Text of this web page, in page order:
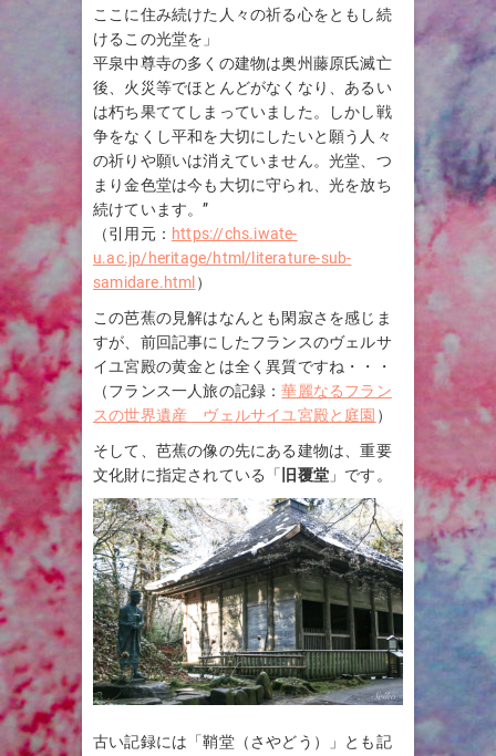
ここに住み続けた人々の祈る心をともし続
けるこの光堂を」
平泉中尊寺の多くの建物は奥州藤原氏滅亡
後、火災等でほとんどがなくなり、あるい
は朽ち果ててしまっていました。しかし戦
争をなくし平和を大切にしたいと願う人々
の祈りや願いは消えていません。光堂、つ
まり金色堂は今も大切に守られ、光を放ち
続けています。”
（引用元： https://chs.iwate-
u.ac.jp/heritage/html/literature-sub-
samidare.html ）
この芭蕉の見解はなんとも閑寂さを感じま
すが、前回記事にしたフランスのヴェルサ
イユ宮殿の黄金とは全く異質ですね・・・
（フランス一人旅の記録：華麗なるフラン
スの世界遺産 ヴェルサイユ宮殿と庭園 ）
そして、芭蕉の像の先にある建物は、重要
文化財に指定されている「 旧覆堂 」です。
古い記録には「鞘堂（さやどう）」とも記